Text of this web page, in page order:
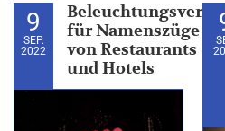
9
SEP.
2022
für Namenszüge
von Restaurants
und Hotels